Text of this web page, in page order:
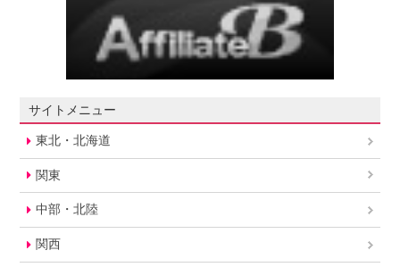
サイトメニュー
東北・北海道
関東
中部・北陸
関西